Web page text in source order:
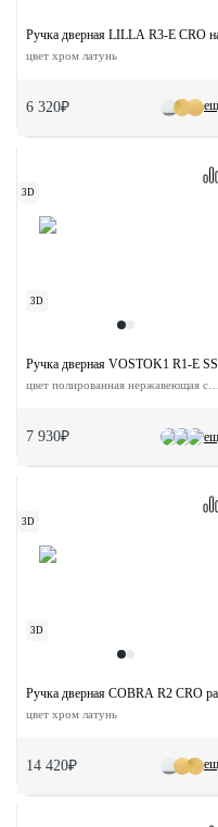
Ручка дверная LILLA R3-E CRO на
цвет хром латунь
6 320₽
3D
3D
Ручка дверная VOSTOK1 R1-E
7 930₽
3D
3D
Ручка дверная COBRA R2 CRO
цвет хром латунь
14 420₽